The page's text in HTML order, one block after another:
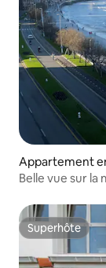
Appartement
Belle vue sur la
Superhôte
Superhôte